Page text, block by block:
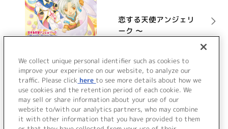
恋する天使アンジェリ
ーク ～
詳細を見る
VIEW MORE
We collect unique personal identifier such as cookies to
improve your experience on our website, to analyze our
traffic. Please click here to see more details about how we
use cookies and the retention period of each cookie. We
may sell or share information about your use of our
website to/with our analytics partners, who may combine
it with other information that you have provided to them